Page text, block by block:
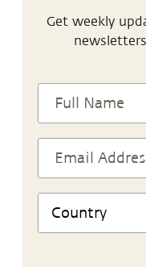
Get weekly